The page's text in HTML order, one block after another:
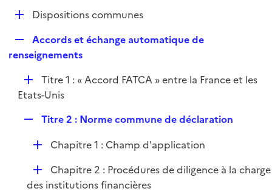
p
e
D
p
l
i
e
r
Dispositions communes
e
l
i
Accords et échange automatique de
renseignements
D
é
i
e
r
Titre 1 : « Accord FATCA » entre la France et les
Etats-Unis
p
l
i
Titre 2 : Norme commune de déclaration
D
l
Chapitre 1 : Champ d'application
D
é
Chapitre 2 : Procédures de diligence à la charge
des institutions financières